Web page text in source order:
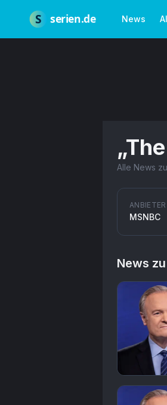
S serien.de News
„
Alle News
ANBIETER
MSNBC
News zu